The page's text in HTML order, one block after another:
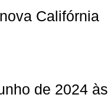
Califórnia
de 2024